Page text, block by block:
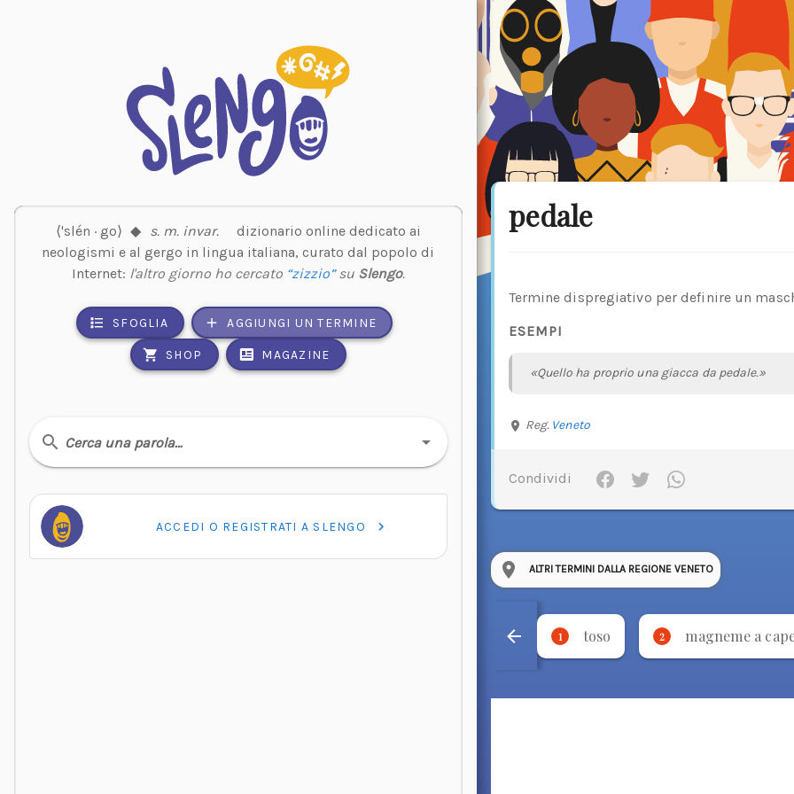
⟨'slén · go⟩ ◆ s. m. invar.
dizionario online dedicato ai
neologismi e al gergo in lingua italiana, curato dal popolo di
Internet: l'altro giorno ho cercato “zizzio”su Slengo.
SFOGLIA AGGIUNGI UN TERMINE
SHOP MAGAZINE
Cerca una parola…
ACCEDI O REGISTRATI A SLENGO
pedale
Termine dispregiativo per definire un
ESEMPI
«Quello ha proprio una giacca da pedale.»
Reg. Veneto
Condividi
ALTRI TERMINI DALLA REGIONE VENETO
1 toso 2 magneme a